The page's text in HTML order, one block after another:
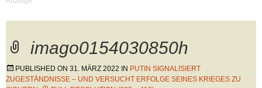
imago0154030850h
PUBLISHED ON 31. MÄRZ 2022 IN PUTIN SIGNALISIERT
ZUGESTÄNDNISSE – UND VERSUCHT ERFOLGE SEINES KRIEGES ZU